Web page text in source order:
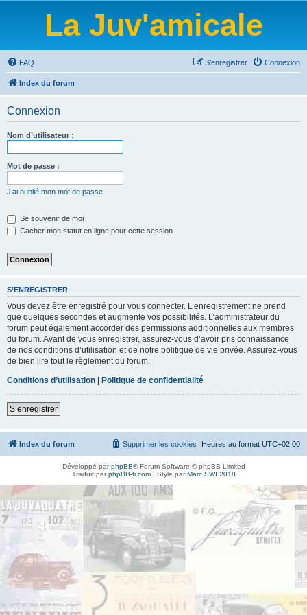
La Juv'amicale
FAQ Connexion
S’enregistrer
Index du forum
Connexion
Nom d’utilisateur :
Mot de passe :
J’ai oublié mon mot de passe
Se souvenir de moi
Cacher mon statut en ligne pour cette session
S’ENREGISTRER
Vous devez être enregistré pour vous connecter. L’enregistrement ne prend
que quelques secondes et augmente vos possibilités. L’administrateur du
forum peut également accorder des permissions additionnelles aux membres
du forum. Avant de vous enregistrer, assurez-vous d’avoir pris connaissance
de nos conditions d’utilisation et de notre politique de vie privée. Assurez-vous
de bien lire tout le règlement du forum.
Conditions d’utilisation | Politique de confidentialité
S’enregistrer
Index du forum Heures au format UTC+02:00
Supprimer les cookies
Développé parphpBB® Forum Software © phpBB Limited
Traduit parphpBB-fr.com| Style parMarc SWI 2018